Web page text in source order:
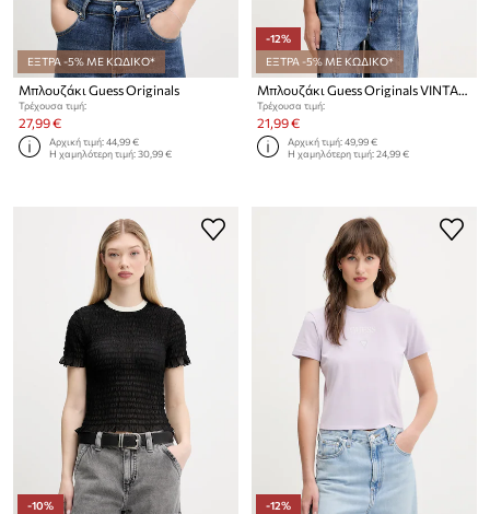
ΕΞΤΡΑ -5% ΜΕ ΚΩΔΙΚΟ*
Μπλουζάκι Guess Originals
Τρέχουσα τιμή:
27,99 €
Αρχική τιμή:44,99 €
Η χαμηλότερη τιμή:30,99 €
-12%
ΕΞΤΡΑ -5% ΜΕ ΚΩΔΙΚΟ*
Τρέχουσα τιμή:
21,99 €
Αρχική τιμή:49,99 €
Η χαμηλότερη τιμή:24,99 €
-10%
-12%